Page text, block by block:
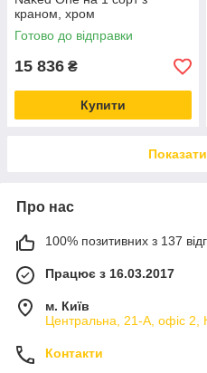
краном, хром
Готово до відправки
15 836 ₴
Купити
Про нас
100% позитивних з 137
Працює з 16.03.2017
м. Київ
Центральна, 21-А, офіс 2,
Контакти